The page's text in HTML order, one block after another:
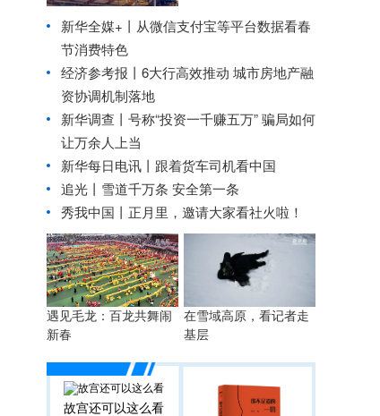
新华全媒+丨
从微信支付宝等平台数据看春
节消费特色
经济参考报丨 6大行高效推动 城市房地产融
资协调机制落地
新华调查丨 号称“投资一千赚五万” 骗局如何
让万余人上当
新华每日电讯丨 跟着货车司机看中国
追光丨雪道千万条 安全第一条
秀我中国丨 正月里，邀请大家看社火啦！
遇见毛龙：百龙共舞闹
新春
在雪域高原，看记者走
基层
故宫还可以这么看